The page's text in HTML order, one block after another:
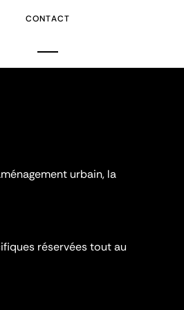
CONTACT
urbain, la
réservées tout au